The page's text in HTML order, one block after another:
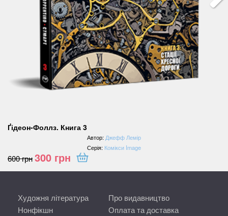
Ґідеон-Фоллз. Книга 3
Автор:Джефф Лемір
Серія: Комікси Image
600грн300 грн
Художня література
Нонфікшн
Про видавництво
Оплата та доставка